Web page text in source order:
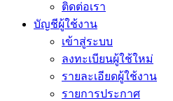
ติดต่อเรา
บัญชีผู้ใช้งาน
เข้าสู่ระบบ
ลงทะเบียนผู้ใช้ใหม่
รายละเอียดผู้ใช้งาน
รายการประกาศ